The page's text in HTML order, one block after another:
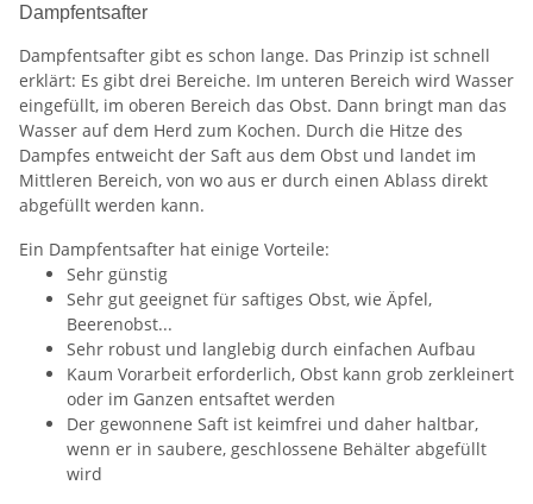
Dampfentsafter
Dampfentsafter gibt es schon lange. Das Prinzip ist schnell
erklärt: Es gibt drei Bereiche. Im unteren Bereich wird Wasser
eingefüllt, im oberen Bereich das Obst. Dann bringt man das
Wasser auf dem Herd zum Kochen. Durch die Hitze des
Dampfes entweicht der Saft aus dem Obst und landet im
Mittleren Bereich, von wo aus er durch einen Ablass direkt
abgefüllt werden kann.
Ein Dampfentsafter hat einige Vorteile:
Sehr günstig
Sehr gut geeignet für saftiges Obst, wie Äpfel,
Beerenobst...
Sehr robust und langlebig durch einfachen Aufbau
Kaum Vorarbeit erforderlich, Obst kann grob zerkleinert
oder im Ganzen entsaftet werden
Der gewonnene Saft ist keimfrei und daher haltbar,
wenn er in saubere, geschlossene Behälter abgefüllt
wird